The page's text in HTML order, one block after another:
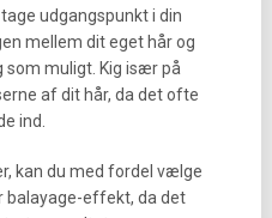
udgangspunkt i din
mellem dit eget hår og
som muligt. Kig især på
af dit hår, da det ofte
ind.
kan du med fordel vælge
balayage-effekt, da det